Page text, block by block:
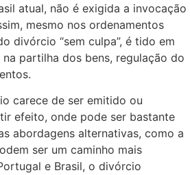
atual, não é exigida a invocação
mesmo nos ordenamentos
divórcio “sem culpa”, é tido em
partilha dos bens, regulação do
carece de ser emitido ou
efeito, onde pode ser bastante
abordagens alternativas, como a
ser um caminho mais
e Brasil, o divórcio